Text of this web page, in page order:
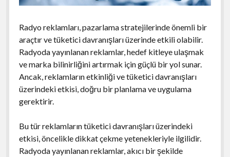
Radyo reklamları, pazarlama stratejilerinde önemli bir
araçtır ve tüketici davranışları üzerinde etkili olabilir.
Radyoda yayınlanan reklamlar, hedef kitleye ulaşmak
ve marka bilinirliğini artırmak için güçlü bir yol sunar.
Ancak, reklamların etkinliği ve tüketici davranışları
üzerindeki etkisi, doğru bir planlama ve uygulama
gerektirir.
Bu tür reklamların tüketici davranışları üzerindeki
etkisi, öncelikle dikkat çekme yetenekleriyle ilgilidir.
Radyoda yayınlanan reklamlar, akıcı bir şekilde